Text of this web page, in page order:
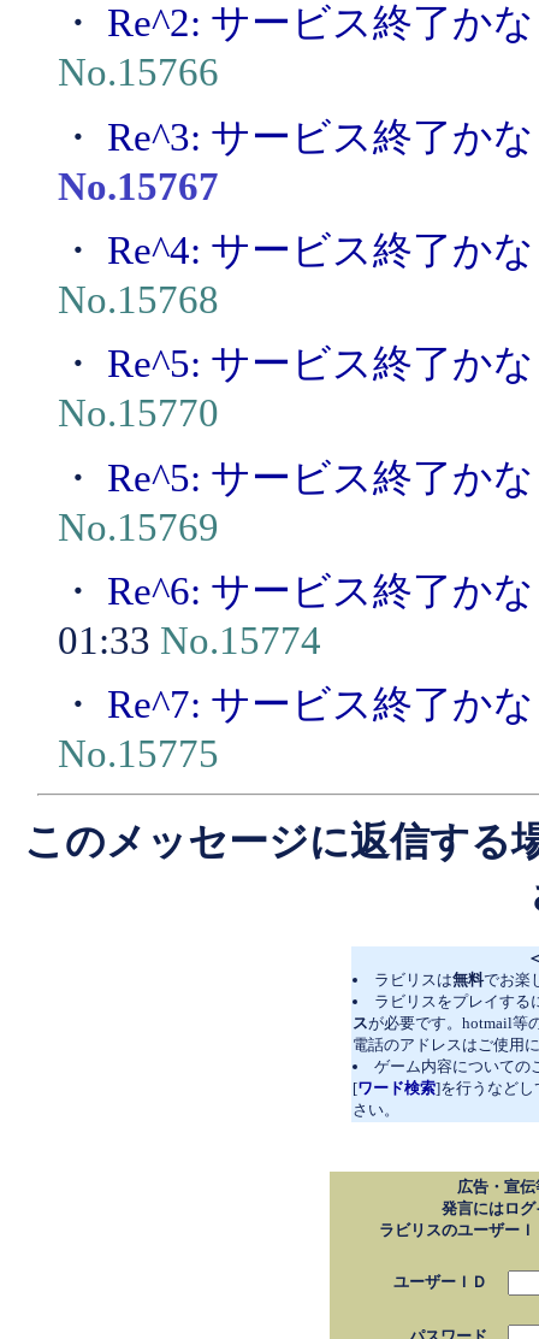
・ Re^2: サービス終了かな
No.15766
・ Re^3: サービス終了かな
No.15767
・ Re^4: サービス終了かな
No.15768
・ Re^5: サービス終了かな
No.15770
・ Re^5: サービス終了かな
No.15769
・ Re^6: サービス終了かな
01:33 No.15774
・ Re^7: サービス終了かな
No.15775
このメッセージに返信する
ラビリスは無料でお楽
ラビリスをプレイする
スが必要です。hotmail等
電話のアドレスはご使用
ゲーム内容についての
[ワード検索]を行うなどし
さい。
広告・宣
発言にはロ
ラビリスのユーザー
ユーザーＩＤ